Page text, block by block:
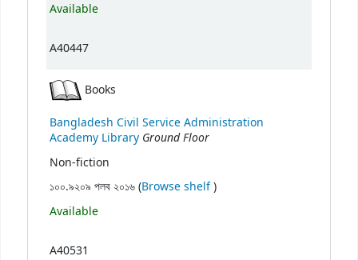
Available
A40447
Books
Bangladesh Civil Service Administration
Academy Library Ground Floor
Non-fiction
১০০.৯২০৯ পলব ২০১৬ (Browse shelf(Opens below)
)
Available
A40531